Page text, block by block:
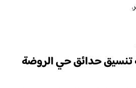
تنسيق حدائق حي الروضة